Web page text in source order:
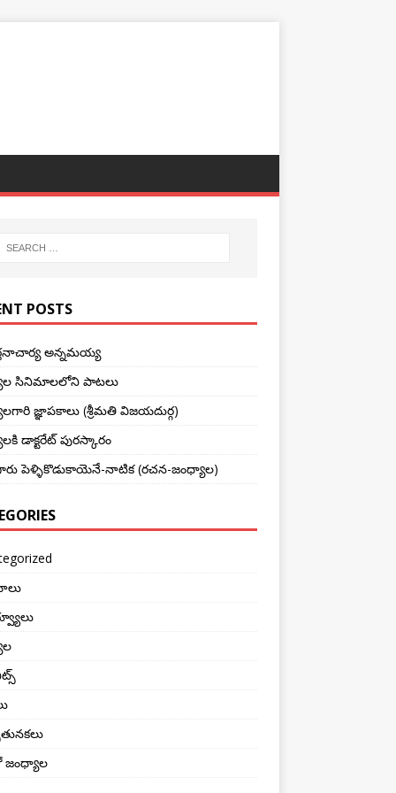
POSTS
అన్నమయ్య
సినిమాలలోని పాటలు
జ్ఞాపకాలు (శ్రీమతి విజయదుర్గ)
డాక్టరేట్ పురస్కారం
పెళ్ళికొడుకాయెనే-నాటిక (రచన-జంధ్యాల)
జంధ్యాల